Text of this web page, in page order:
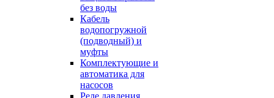
без воды
Кабель
водопогружной
(подводный) и
муфты
Комплектующие и
автоматика для
насосов